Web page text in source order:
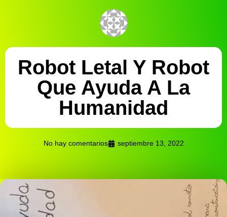
Robot Letal Y Robot
Que Ayuda A La
Humanidad
No hay comentarios septiembre 13, 2022